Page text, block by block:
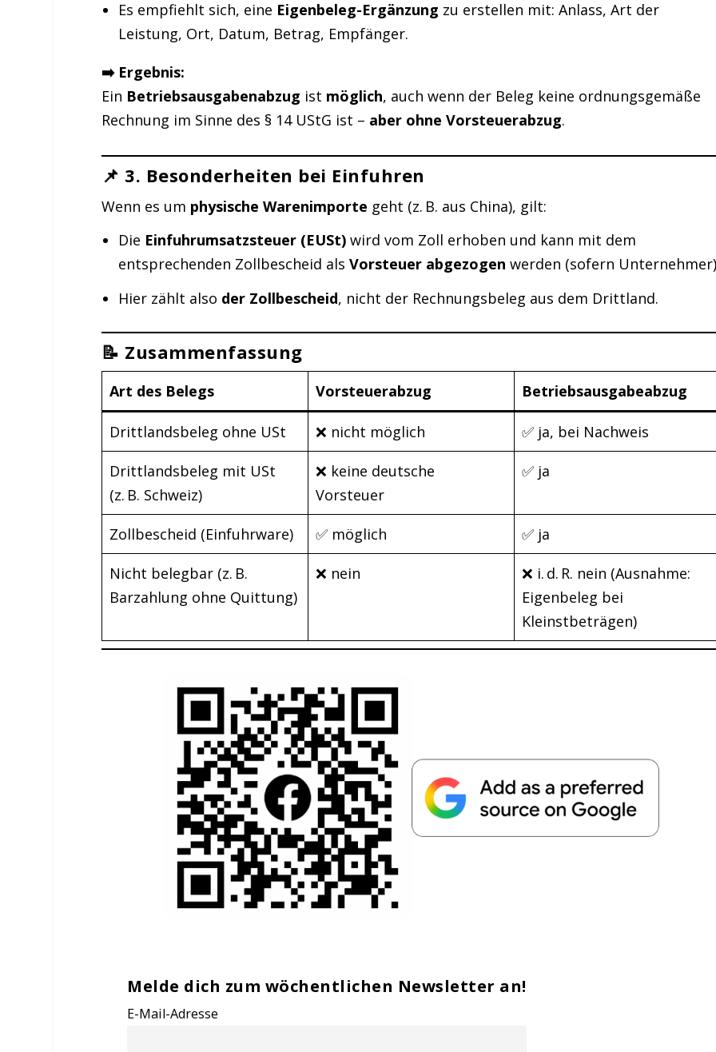
Es empfiehlt sich, eine Eigenbeleg-Ergänzung zu erstellen mit: Anlass, Art der
Leistung, Ort, Datum, Betrag, Empfänger.
➡️ Ergebnis:
Ein Betriebsausgabenabzug ist möglich, auch wenn der Beleg keine ordnungsgemäße
Rechnung im Sinne des § 14 UStG ist – aber ohne Vorsteuerabzug.
📌 3. Besonderheiten bei Einfuhren
Wenn es um physische Warenimporte geht (z. B. aus China), gilt:
Die Einfuhrumsatzsteuer (EUSt)wird vom Zoll erhoben und kann mit dem
entsprechenden Zollbescheid als Vorsteuer abgezogen werden (sofern
Hier zählt also der Zollbescheid, nicht der Rechnungsbeleg aus dem Drittland.
📝 Zusammenfassung
Art des Belegs Vorsteuerabzug Betriebsausgabeabzug
Drittlandsbeleg ohne USt ❌ nicht möglich ✅ ja, bei Nachweis
Drittlandsbeleg mit USt
(z. B. Schweiz)
❌ keine deutsche
Vorsteuer
✅ ja
Zollbescheid (Einfuhrware) ✅ möglich ✅ ja
Nicht belegbar (z. B.
Barzahlung ohne Quittung)
❌ nein
❌ i. d. R. nein (Ausnahme:
Eigenbeleg bei
Kleinstbeträgen)
Melde dich zum wöchentlichen Newsletter an!
E-Mail-Adresse